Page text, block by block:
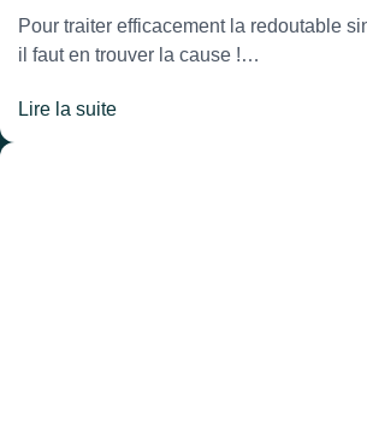
Pour traiter efficacement la redoutable
il faut en trouver la cause !…
Lire la suite